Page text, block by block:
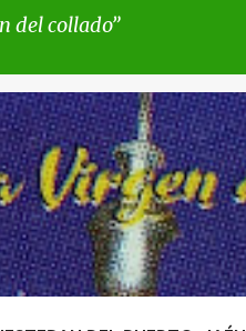
del collado